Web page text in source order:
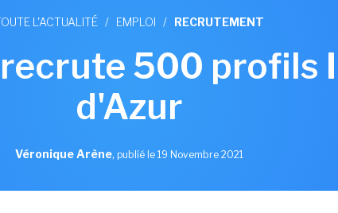
L'ACTUALITÉ / EMPLOI / RECRUTEMENT
500 profils
d'Azur
Véronique Arène, publié le 19 Novembre 2021